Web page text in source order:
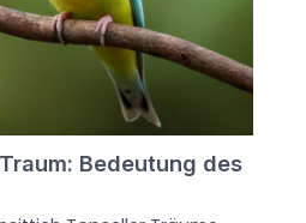
Bedeutung des